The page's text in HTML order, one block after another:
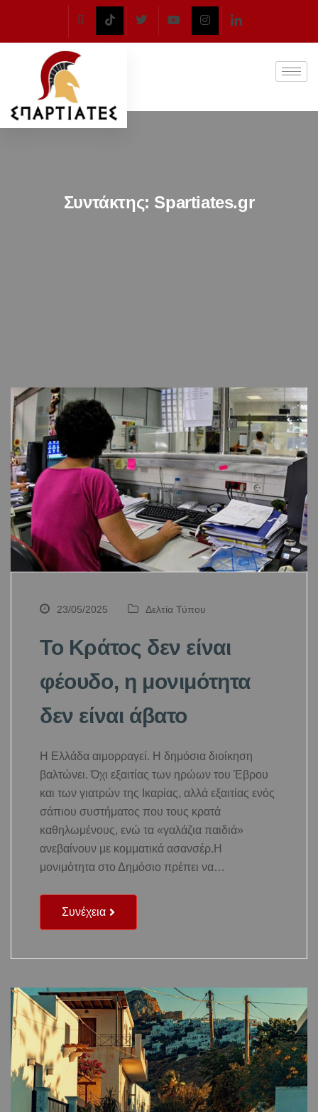
Συντάκτης: Spartiates.gr
23/05/2025 Δελτία Τύπου
Το Κράτος δεν είναι
φέουδο, η μονιμότητα
δεν είναι άβατο
Η Ελλάδα αιμορραγεί. Η δημόσια διοίκηση
βαλτώνει. Όχι εξαιτίας των ηρώων του Έβρου
και των γιατρών της Ικαρίας, αλλά εξαιτίας ενός
σάπιου συστήματος που τους κρατά
καθηλωμένους, ενώ τα «γαλάζια παιδιά»
ανεβαίνουν με κομματικά ασανσέρ.Η
μονιμότητα στο Δημόσιο πρέπει να…
Συνέχεια